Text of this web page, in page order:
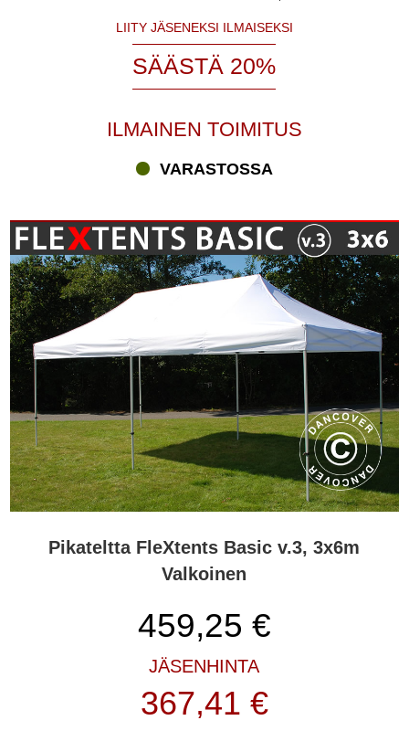
LIITY JÄSENEKSI ILMAISEKSI
SÄÄSTÄ 20%
ILMAINEN TOIMITUS
VARASTOSSA
Pikateltta FleXtents Basic v.3, 3x6m
Valkoinen
459,25 €
JÄSENHINTA
367,41 €